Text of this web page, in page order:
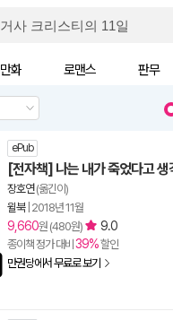
만화 로맨스 판무
ePub
[전자책] 나는 내가 죽었다고 생
장호연(옮긴이)
윌북| 2018년 11월
9,660원 (480원) 9.0
종이책 정가 대비 39%할인
만권당에서 무료로 보기